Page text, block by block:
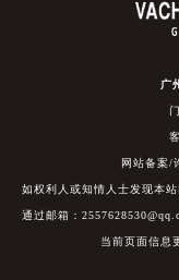
广
网站备案/
如权利人或知情人士发现本
通过邮箱：
当前页面信息